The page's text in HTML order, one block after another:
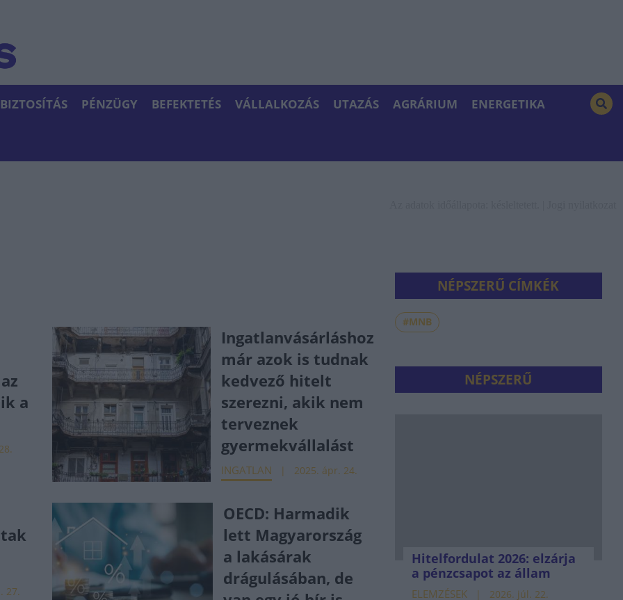
BIZTOSÍTÁS PÉNZÜGY BEFEKTETÉS VÁLLALKOZÁS UTAZÁS AGRÁRIUM ENERGETIKA
a
Ingatlanvásárláshoz
már azok is tudnak
kedvező hitelt
szerezni, akik nem
terveznek
gyermekvállalást
INGATLAN 2025. ápr. 24.
27.
OECD: Harmadik
lett Magyarország
a lakásárak
drágulásában, de
NÉPSZERŰ CÍMKÉK
#MNB
NÉPSZERŰ
Hitelfordulat 2026: elzárja
a pénzcsapot az állam
ELEMZÉSEK 2026. júl. 22.